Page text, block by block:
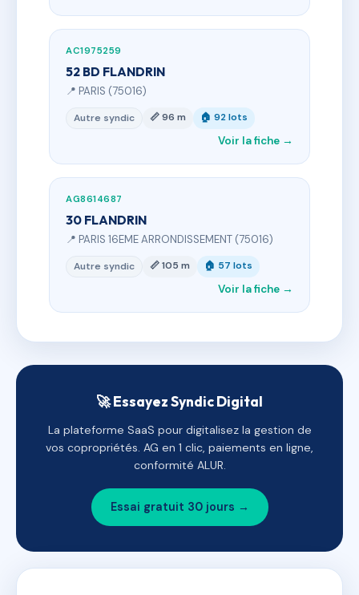
AC1975259
52 BD FLANDRIN
📍 PARIS (75016)
Autre syndic 📏 96 m 🏠 92 lots
Voir la fiche →
AG8614687
30 FLANDRIN
📍 PARIS 16EME ARRONDISSEMENT (75016)
Autre syndic 📏 105 m 🏠 57 lots
Voir la fiche →
🚀 Essayez Syndic Digital
La plateforme SaaS pour digitalisez la gestion de
vos copropriétés. AG en 1 clic, paiements en ligne,
conformité ALUR.
Essai gratuit 30 jours →